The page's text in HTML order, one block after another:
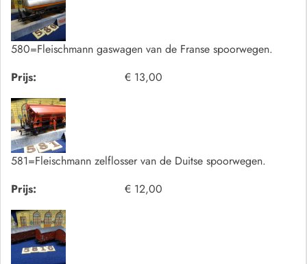
580=Fleischmann gaswagen van de Franse spoorwegen.
Prijs:
€ 13,00
581=Fleischmann zelflosser van de Duitse spoorwegen.
Prijs:
€ 12,00